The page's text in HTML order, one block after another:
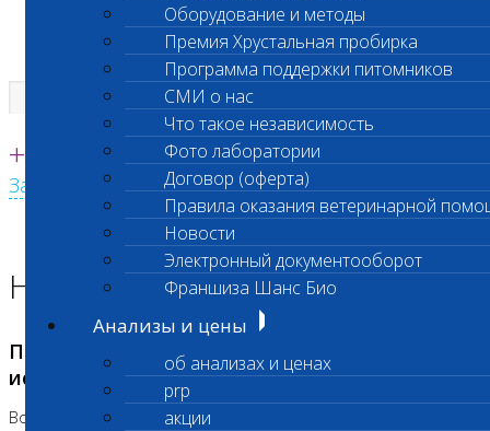
Единая круглосуточная справочная
+7 495 260 0 260
Заказать звонок с сайта
Оборудование и методы
Премия Хрустальная пробирка
Программа поддержки питомников
СМИ о нас
Что такое независимость
Фото лаборатории
Договор (оферта)
Правила оказания ветеринарной
Новости
Электронный документооборот
Франшиза Шанс Био
Анализы и цены
об анализах и ценах
prp
акции
Главная страница
Новости лаборатории
Приостановка срочных биохимических
исследований
Во Владыкино